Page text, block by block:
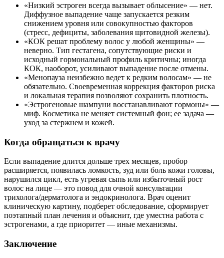
«Низкий эстроген всегда вызывает облысение» — нет.
Диффузное выпадение чаще запускается резким
снижением уровня или совокупностью факторов
(стресс, дефициты, заболевания щитовидной железы).
«КОК решат проблему волос у любой женщины» —
неверно. Тип гестагена, сопутствующие риски и
исходный гормональный профиль критичны; иногда
КОК, наоборот, усиливают выпадение после отмены.
«Менопауза неизбежно ведет к редким волосам» — не
обязательно. Своевременная коррекция факторов риска
и локальная терапия позволяют сохранить плотность.
«Эстрогеновые шампуни восстанавливают гормоны» —
миф. Косметика не меняет системный фон; ее задача —
уход за стержнем и кожей.
Когда обращаться к врачу
Если выпадение длится дольше трех месяцев, пробор
расширяется, появилась ломкость, зуд или боль кожи головы,
нарушился цикл, есть угревая сыпь или избыточный рост
волос на лице — это повод для очной консультации
трихолога/дерматолога и эндокринолога. Врач оценит
клиническую картину, подберет обследование, сформирует
поэтапный план лечения и объяснит, где уместна работа с
эстрогенами, а где приоритет — иные механизмы.
Заключение